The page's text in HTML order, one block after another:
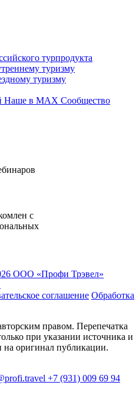
турпродукта
туризму
туризму
Наше в MAX Сообщество
с
ООО «Профи Трэвeл»
соглашение Обработка
правом. Перепечатка
при указании источника и
оригинал публикации.
+7 (931) 009 69 94